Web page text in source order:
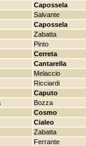
Capossela
Salvante
Capossela
Zabatta
Pinto
Cerreta
Cantarella
Melaccio
Ricciardi
Caputo
Bozza
Cosmo
Cialeo
Zabatta
Ferrante